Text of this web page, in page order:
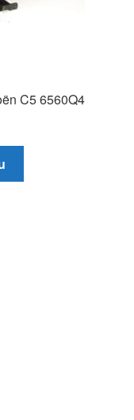
C5 6560Q4